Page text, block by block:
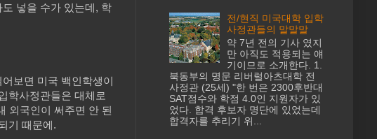
넣을 수가 있는데, 학
보면 미국 백인학생이
학사정관들은 대체로
외국인이 써주면 안 된
기 때문에.
전/현직 미국대학 입학
사정관들의 말말말
약 7년 전의 기사 였지
만 아직도 적용되는 얘
기이므로 소개한다. 1.
북동부의 명문 리버럴아츠대학 전
사정관 (25세) "한 번은 2300후반대
SAT점수와 학점 4.0인 지원자가 있
었다. 합격 후보자 명단에 있었는데
합격자를 추리기 위...